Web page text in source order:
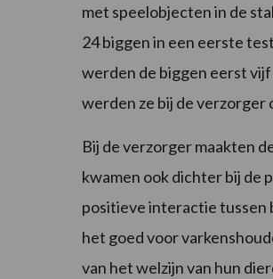
met speelobjecten in de
24 biggen in een eerste
werden de biggen eerst
werden ze bij de
Bij de verzorger maakten
kwamen ook dichter bij de
positieve interactie tussen
het goed voor
van het welzijn van hun